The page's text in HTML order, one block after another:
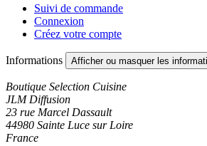
Suivi de commande
Connexion
Créez votre compte
Informations Afficher ou masquer les
Boutique Selection Cuisine
JLM Diffusion
23 rue Marcel Dassault
44980 Sainte Luce sur Loire
France